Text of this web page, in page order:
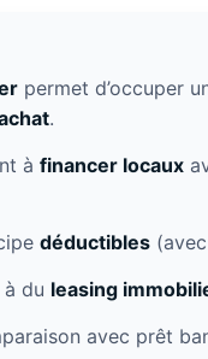
permet d’occuper
.
à financer locaux
déductibles
du leasing
avec prêt